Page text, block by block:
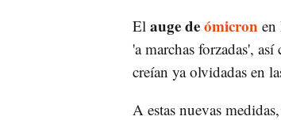
Elauge deómicron en
'a marchas forzadas',
creían ya olvidadas en
A estas nuevas